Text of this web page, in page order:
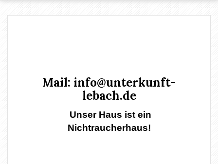
Mail: info@unterkunft-
lebach.de
Unser Haus ist ein
Nichtraucherhaus!